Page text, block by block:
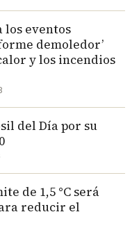
los eventos
demoledor’
y los incendios
del Día por su
de 1,5 °C será
reducir el